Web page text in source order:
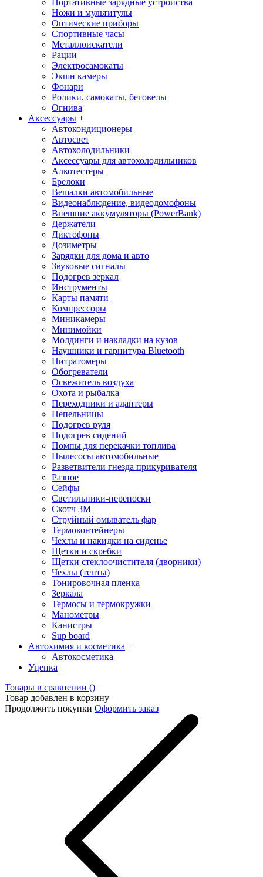
Ножи и мультитулы
Оптические приборы
Спортивные часы
Металлоискатели
Рации
Электросамокаты
Экшн камеры
Фонари
Ролики, самокаты, беговелы
Огнива
Аксессуары +
Автокондиционеры
Aвтосвет
Автохолодильники
Аксессуары для автохолодильников
Алкотестеры
Брелоки
Вешалки автомобильные
Видеонаблюдение, видеодомофоны
Внешние аккумуляторы (PowerBank)
Держатели
Диктофоны
Дозиметры
Зарядки для дома и авто
Звуковые сигналы
Подогрев зеркал
Инструменты
Карты памяти
Компрессоры
Миникамеры
Минимойки
Молдинги и накладки на кузов
Наушники и гарнитура Bluetooth
Нитратомеры
Обогреватели
Освежитель воздуха
Охота и рыбалка
Переходники и адаптеры
Пепельницы
Подогрев руля
Подогрев сидений
Помпы для перекачки топлива
Пылесосы автомобильные
Разветвители гнезда прикуривателя
Разное
Сейфы
Светильники-переноски
Скотч 3М
Струйный омыватель фар
Термоконтейнеры
Чехлы и накидки на сиденье
Щетки и скребки
Щетки стеклоочистителя (дворники)
Чехлы (тенты)
Тонировочная пленка
Зеркалa
Термосы и термокружки
Манометры
Канистры
Sup board
Автохимия и косметика +
Автокосметика
Уценка
Товары в сравнении ()
Товар добавлен в корзину
Продолжить покупки Оформить заказ